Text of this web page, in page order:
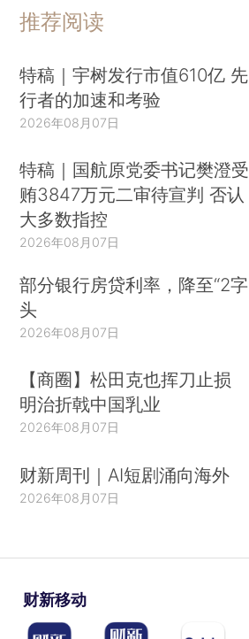
推荐阅读
特稿｜宇树发行市值610亿 先
行者的加速和考验
2026年08月07日
特稿｜国航原党委书记樊澄受
贿3847万元二审待宣判 否认
大多数指控
2026年08月07日
部分银行房贷利率，降至“2字
头
2026年08月07日
【商圈】松田克也挥刀止损
明治折戟中国乳业
2026年08月07日
财新周刊｜AI短剧涌向海外
2026年08月07日
财新移动